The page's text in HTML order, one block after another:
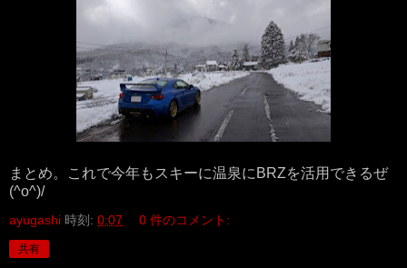
まとめ。これで今年もスキーに温泉にBRZを活用できるぜ
(^o^)/
ayugashi 時刻: 0:07 0 件のコメント:
共有